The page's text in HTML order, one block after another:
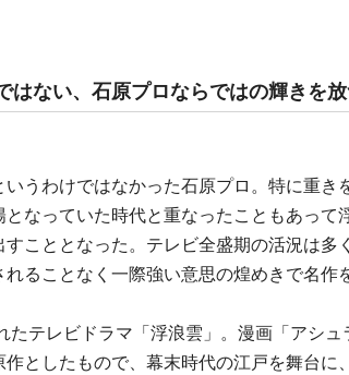
はない、石原プロならではの輝きを
うわけではなかった石原プロ。特に重き
なっていた時代と重なったこともあって
こととなった。テレビ全盛期の活況は多
ることなく一際強い意思の煌めきで名作
たテレビドラマ「浮浪雲」。漫画「アシ
としたもので、幕末時代の江戸を舞台に